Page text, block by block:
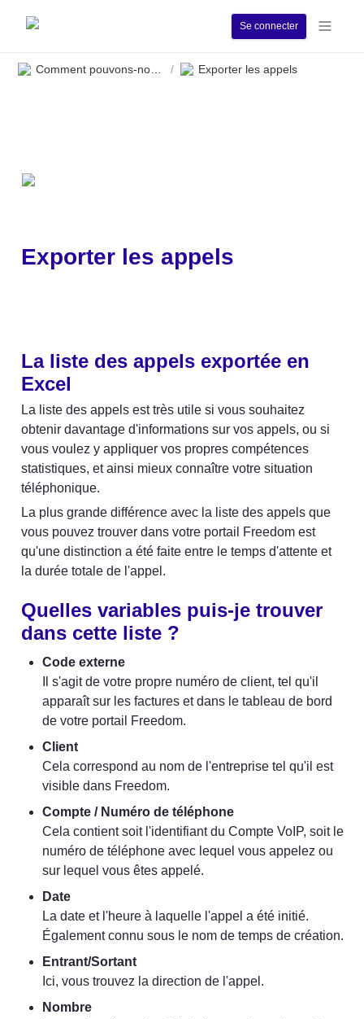
Se connecter
/ Exporter les appels
Exporter les appels
La liste des appels exportée en
Excel
La liste des appels est très utile si vous souhaitez
obtenir davantage d'informations sur vos appels, ou si
vous voulez y appliquer vos propres compétences
statistiques, et ainsi mieux connaître votre situation
téléphonique.
La plus grande différence avec la liste des appels que
vous pouvez trouver dans votre portail Freedom est
qu'une distinction a été faite entre le temps d'attente et
la durée totale de l'appel.
Quelles variables puis-je trouver
dans cette liste ?
Code externe
Il s'agit de votre propre numéro de client, tel qu'il
apparaît sur les factures et dans le tableau de bord
de votre portail Freedom.
Client
Cela correspond au nom de l'entreprise tel qu'il est
visible dans Freedom.
Compte / Numéro de téléphone
Cela contient soit l'identifiant du Compte VoIP, soit le
numéro de téléphone avec lequel vous appelez ou
sur lequel vous êtes appelé.
Date
La date et l'heure à laquelle l'appel a été initié.
Également connu sous le nom de temps de création.
Entrant/Sortant
Ici, vous trouvez la direction de l'appel.
Nombre